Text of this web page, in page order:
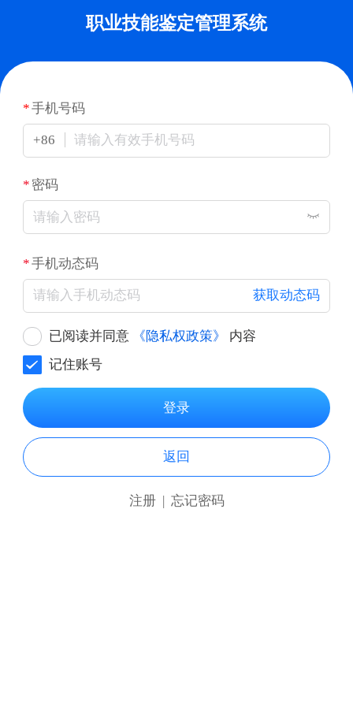
职业技能鉴定管理系统
手机号码
+86
密码
手机动态码
获取动态码
已阅读并同意 《隐私权政策》 内容
记住账号
登录
返回
注册| 忘记密码